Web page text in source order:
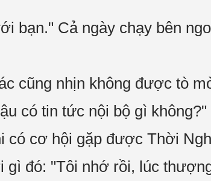
bạn." Cả ngày chạy bên
cũng nhịn không được tò
có tin tức nội bộ gì không?"
có cơ hội gặp được Thời
đó: "Tôi nhớ rồi, lúc